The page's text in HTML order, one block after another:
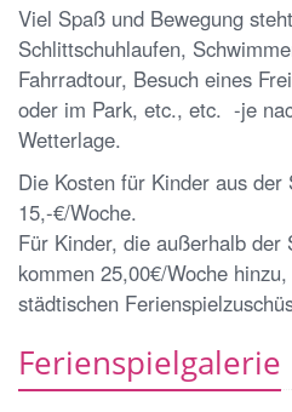
Viel Spaß und Bewegung
Schlittschuhlaufen,
Fahrradtour, Besuch eines
oder im Park, etc., etc. -je
Wetterlage.
Die Kosten für Kinder aus
15,-€/Woche.
Für Kinder, die außerhalb der
kommen 25,00€/Woche
städtischen
Ferienspielgalerie